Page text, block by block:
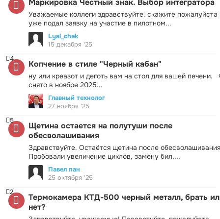
Маркировка Честный знак. Выбор интегратора
Уважаемые коллеги здравствуйте. скажите пожалуйста
уже подал заявку на участие в пилотном...
Lyal_chek
15 декабря '25
Копчение в стиле "Черный кабан"
ну или креазот и деготь вам на стол для вашей печени.
снято в ноябре 2025...
4
Главный технолог
27 ноября '25
Щетина остается на полутуши после
обесволашивания
Здравствуйте. Остаётся щетина после
Пробовали увеличение циклов, замену бил,...
5
Павел пан
25 октября '25
Термокамера КТД-500 черный металл, брать
нет?
2